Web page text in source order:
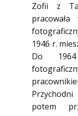
Zofii z
1946 r.
Do
Przychodni
potem